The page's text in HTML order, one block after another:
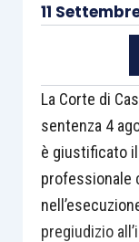
11
La Corte di
sentenza 4
è giustificato
professionale
pregiudizio